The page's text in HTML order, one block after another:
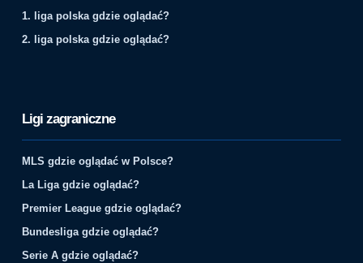
1. liga polska gdzie oglądać?
2. liga polska gdzie oglądać?
Ligi zagraniczne
MLS gdzie oglądać w Polsce?
La Liga gdzie oglądać?
Premier League gdzie oglądać?
Bundesliga gdzie oglądać?
Serie A gdzie oglądać?